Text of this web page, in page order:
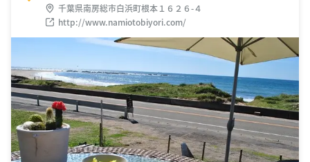
千葉県南房総市白浜町根本１６２６-４
http://www.namiotobiyori.com/